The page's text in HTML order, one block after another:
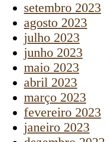
setembro 2023
agosto 2023
julho 2023
junho 2023
maio 2023
abril 2023
março 2023
fevereiro 2023
janeiro 2023